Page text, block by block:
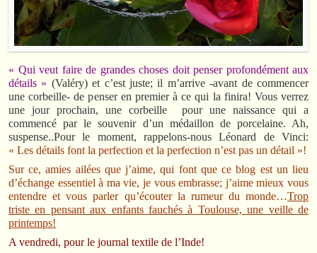
« Qui veut faire de grandes choses doit penser profondément aux
détails » (Valéry) et c’est juste; il m’arrive -avant de commencer
une corbeille- de penser en premier à ce qui la finira! Vous verrez
une jour prochain, une corbeille pour une naissance qui a
commencé par le souvenir d’un médaillon de porcelaine. Ah,
suspense..Pour le moment, rappelons-nous Léonard de Vinci:
« Les détails font la perfection et la perfection n’est pas un détail »!
Sur ce, amies ailées que j’aime, qui font que ce blog est un lieu
d’échange essentiel à ma vie, je vous embrasse; j’aime mieux vous
entendre et vous parler qu’écouter la rumeur du monde…Trop
triste en pensant aux enfants fauchés à Toulouse, une veille de
printemps!
A vendredi, pour le journal textile de l’Inde!